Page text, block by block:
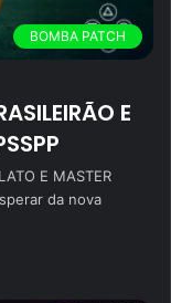
BOMBA PATCH
E
E MASTER
da nova